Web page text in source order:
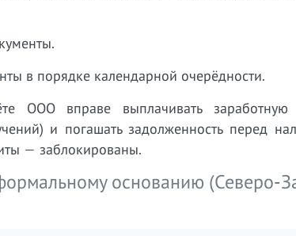
в порядке календарной очерёдности.
ООО вправе выплачивать
и погашать задолженность перед
— заблокированы.
основанию (Северо-